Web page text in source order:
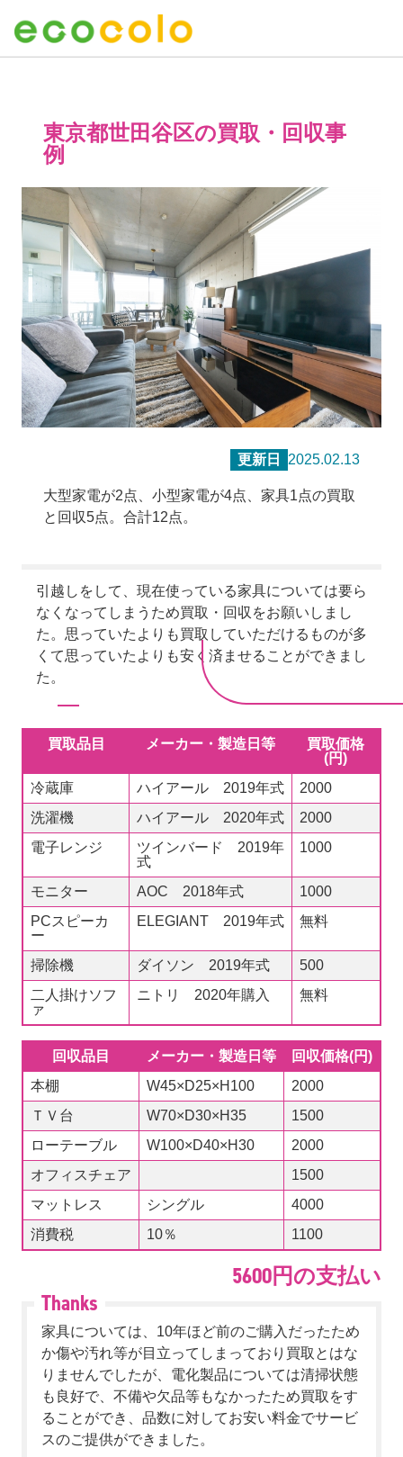
東京都世田谷区の買取・回収事
例
更新日 2025.02.13
大型家電が2点、小型家電が4点、家具1点の買取
と回収5点。合計12点。
引越しをして、現在使っている家具については要ら
なくなってしまうため買取・回収をお願いしまし
た。思っていたよりも買取していただけるものが多
くて思っていたよりも安く済ませることができまし
た。
買取品目 メーカー・製造日等
買取価格
(円)
冷蔵庫
ハイアール 2019年式
2000
洗濯機
ハイアール 2020年式
2000
電子レンジ
ツインバード 2019年
式
1000
モニター AOC 2018年式
1000
PCスピーカ
ー
ELEGIANT 2019年式 無料
掃除機 ダイソン 2019年式
500
二人掛けソフ
ァ
ニトリ 2020年購入 無料
回収品目 メーカー・製造日等
回収価格(円)
本棚
W45×D25×H100
2000
ＴＶ台
W70×D30×H35
1500
ローテーブル
W100×D40×H30
2000
オフィスチェア
1500
マットレス
シングル
4000
消費税
10％ 1100
5600円の支払い
家具については、10年ほど前のご購入だったため
か傷や汚れ等が目立ってしまっており買取とはな
りませんでしたが、電化製品については清掃状態
も良好で、不備や欠品等もなかったため買取をす
ることができ、品数に対してお安い料金でサービ
スのご提供ができました。